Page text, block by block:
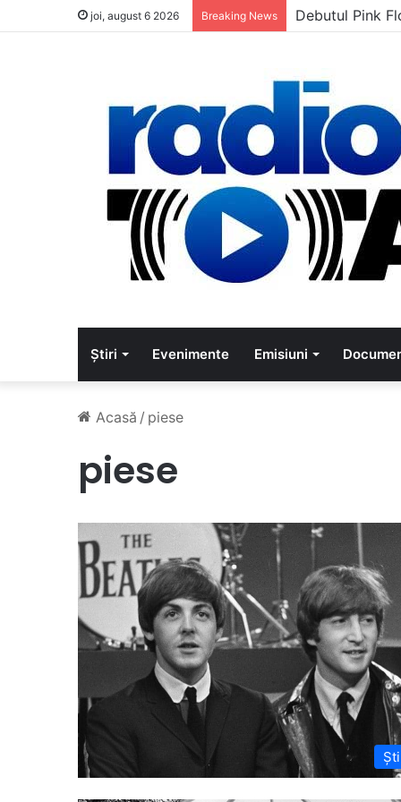
joi, august 6 2026 Breaking News Debutul Pink
Știri Evenimente Emisiuni
Acasă / piese
piese